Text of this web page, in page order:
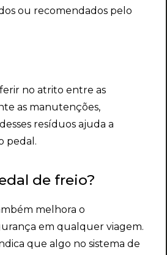
ou recomendados pelo
no atrito entre as
as manutenções,
resíduos ajuda a
pedal.
de freio?
melhora o
em qualquer viagem.
que algo no sistema de